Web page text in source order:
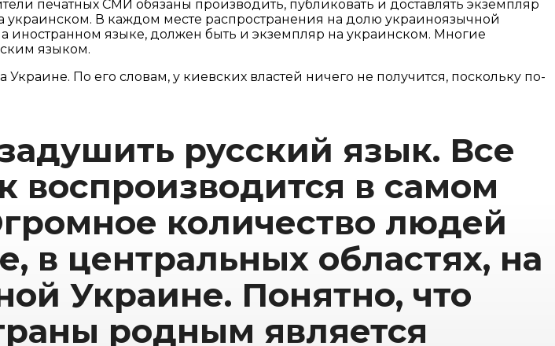
печатных СМИ обязаны производить, публиковать и доставлять экземпляр
украинском. В каждом месте распространения на долю украиноязычной
языке, должен быть и экземпляр на украинском. Многие
языком.
По его словам, у киевских властей ничего не получится, поскольку по-
русский язык. Все
воспроизводится в самом
количество людей
в центральных областях, на
Украине. Понятно, что
родным является